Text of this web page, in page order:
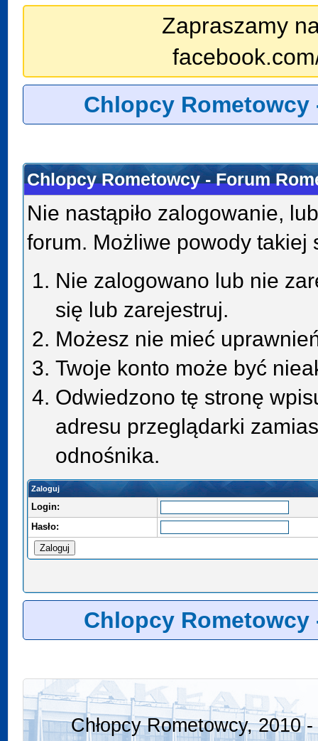
Zapraszamy
Chlopcy Rometowcy
Chlopcy Rometowcy - Forum
Nie nastąpiło zalogowanie,
forum. Możliwe powody takiej
Nie zalogowano lub nie
się lub zarejestruj.
Możesz nie mieć
Twoje konto może być
Odwiedzono tę stronę
adresu przeglądarki
odnośnika.
Zaloguj
Login:
Hasło:
Chlopcy Rometowcy
Chłopcy Rometowcy, 2010